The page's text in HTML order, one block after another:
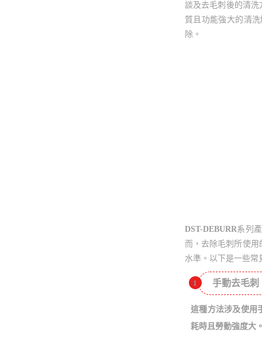
談及去毛刺後的清洗
質且功能強大的清
除。
DST-DEBURR系列
而，去除毛刺所使
水準。以下是一些常
1 手動去毛刺
這種方法涉及使用
耗時且勞動強度大